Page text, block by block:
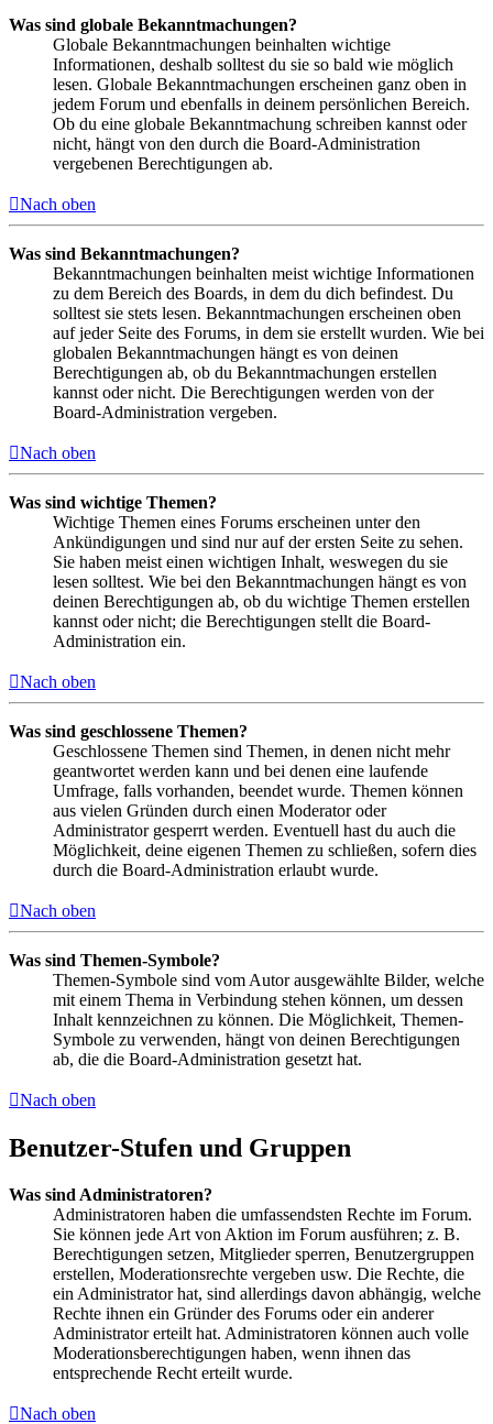
Was sind globale Bekanntmachungen?
Globale Bekanntmachungen beinhalten wichtige
Informationen, deshalb solltest du sie so bald wie möglich
lesen. Globale Bekanntmachungen erscheinen ganz oben in
jedem Forum und ebenfalls in deinem persönlichen Bereich.
Ob du eine globale Bekanntmachung schreiben kannst oder
nicht, hängt von den durch die Board-Administration
vergebenen Berechtigungen ab.
Nach oben
Was sind Bekanntmachungen?
Bekanntmachungen beinhalten meist wichtige Informationen
zu dem Bereich des Boards, in dem du dich befindest. Du
solltest sie stets lesen. Bekanntmachungen erscheinen oben
auf jeder Seite des Forums, in dem sie erstellt wurden. Wie bei
globalen Bekanntmachungen hängt es von deinen
Berechtigungen ab, ob du Bekanntmachungen erstellen
kannst oder nicht. Die Berechtigungen werden von der
Board-Administration vergeben.
Nach oben
Was sind wichtige Themen?
Wichtige Themen eines Forums erscheinen unter den
Ankündigungen und sind nur auf der ersten Seite zu sehen.
Sie haben meist einen wichtigen Inhalt, weswegen du sie
lesen solltest. Wie bei den Bekanntmachungen hängt es von
deinen Berechtigungen ab, ob du wichtige Themen erstellen
kannst oder nicht; die Berechtigungen stellt die Board-
Administration ein.
Nach oben
Was sind geschlossene Themen?
Geschlossene Themen sind Themen, in denen nicht mehr
geantwortet werden kann und bei denen eine laufende
Umfrage, falls vorhanden, beendet wurde. Themen können
aus vielen Gründen durch einen Moderator oder
Administrator gesperrt werden. Eventuell hast du auch die
Möglichkeit, deine eigenen Themen zu schließen, sofern dies
durch die Board-Administration erlaubt wurde.
Nach oben
Was sind Themen-Symbole?
Themen-Symbole sind vom Autor ausgewählte Bilder, welche
mit einem Thema in Verbindung stehen können, um dessen
Inhalt kennzeichnen zu können. Die Möglichkeit, Themen-
Symbole zu verwenden, hängt von deinen Berechtigungen
ab, die die Board-Administration gesetzt hat.
Nach oben
Benutzer-Stufen und Gruppen
Was sind Administratoren?
Administratoren haben die umfassendsten Rechte im Forum.
Sie können jede Art von Aktion im Forum ausführen; z. B.
Berechtigungen setzen, Mitglieder sperren, Benutzergruppen
erstellen, Moderationsrechte vergeben usw. Die Rechte, die
ein Administrator hat, sind allerdings davon abhängig, welche
Rechte ihnen ein Gründer des Forums oder ein anderer
Administrator erteilt hat. Administratoren können auch volle
Moderationsberechtigungen haben, wenn ihnen das
entsprechende Recht erteilt wurde.
Nach oben